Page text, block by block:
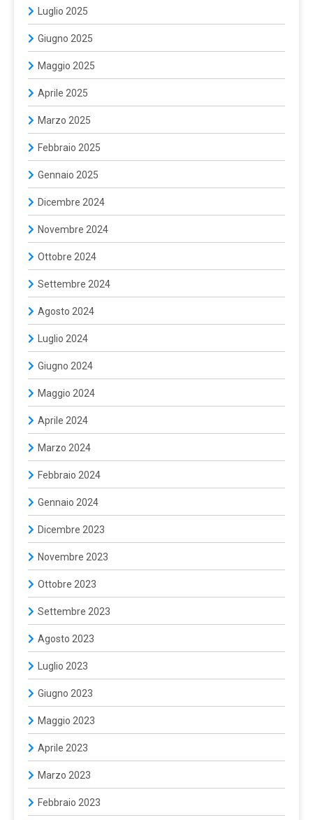
Luglio 2025
Giugno 2025
Maggio 2025
Aprile 2025
Marzo 2025
Febbraio 2025
Gennaio 2025
Dicembre 2024
Novembre 2024
Ottobre 2024
Settembre 2024
Agosto 2024
Luglio 2024
Giugno 2024
Maggio 2024
Aprile 2024
Marzo 2024
Febbraio 2024
Gennaio 2024
Dicembre 2023
Novembre 2023
Ottobre 2023
Settembre 2023
Agosto 2023
Luglio 2023
Giugno 2023
Maggio 2023
Aprile 2023
Marzo 2023
Febbraio 2023